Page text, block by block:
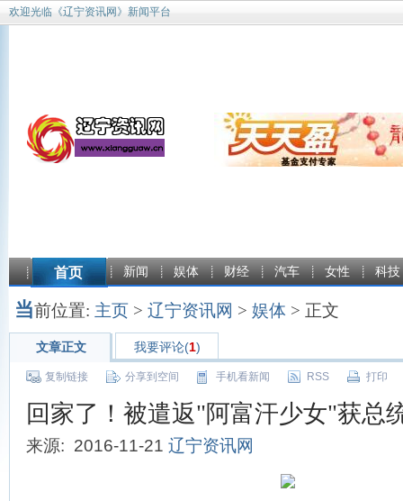
欢迎光临《辽宁资讯网》新闻平台
首页 新闻 娱体 财经 汽车 女性 科技
当前位置: 主页 > 辽宁资讯网 > 娱体 > 正文
文章正文 我要评论(1)
复制链接 分享到空间 手机看新闻 RSS 打印
回家了！被遣返"阿富汗少女"获总
来源: 2016-11-21 辽宁资讯网